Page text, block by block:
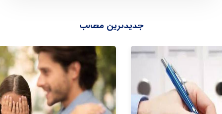
جدیدترین مطالب